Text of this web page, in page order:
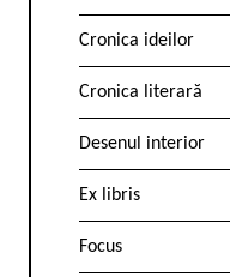
Cronica ideilor
Cronica literară
Desenul interior
Ex libris
Focus